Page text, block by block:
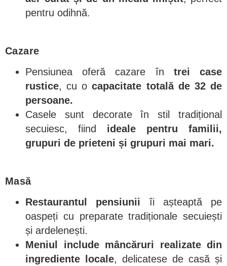
pentru odihnă.
Cazare
Pensiunea oferă cazare în trei case
rustice, cu ocapacitate totală de 32 de
persoane.
Casele sunt decorate în stil tradițional
secuiesc, fiind ideale pentru familii,
grupuri de prieteni și grupuri mai mari.
Masă
Restaurantul pensiuniiîi așteaptă pe
oaspeți cu preparate tradiționale secuiești
și ardelenești.
Meniul include mâncăruri realizate din
ingrediente locale, delicatese de casă și